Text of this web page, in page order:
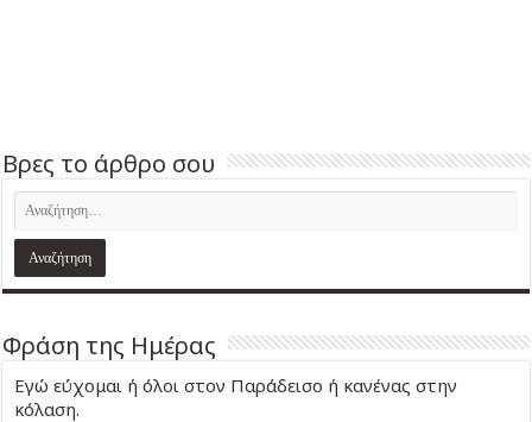
Βρες το άρθρο σου
Φράση της Ημέρας
Εγώ εύχομαι ή όλοι στον Παράδεισο ή κανένας στην
κόλαση.